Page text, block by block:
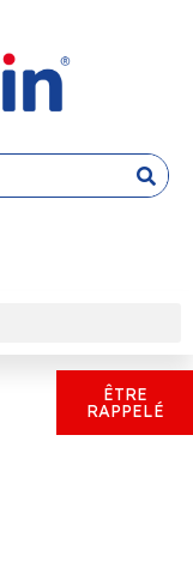
ÊTRE
RAPPELÉ